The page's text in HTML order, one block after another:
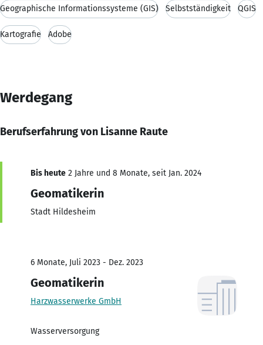
Geographische Informationssysteme (GIS) Selbstständigkeit QGIS
Kartografie Adobe
Werdegang
Berufserfahrung von Lisanne Raute
Bis heute 2 Jahre und 8 Monate, seit Jan. 2024
Geomatikerin
Stadt Hildesheim
6 Monate, Juli 2023 - Dez. 2023
Geomatikerin
Harzwasserwerke GmbH
Wasserversorgung